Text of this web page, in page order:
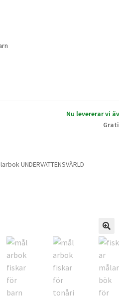
Nu levererar vi
UNDERVATTENSVÄRLD
🔍